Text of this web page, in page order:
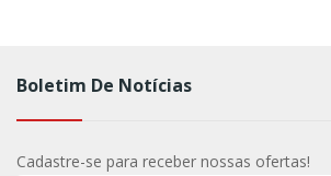
Boletim De Notícias
Cadastre-se para receber nossas ofertas!